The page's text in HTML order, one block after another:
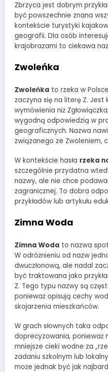
Zbrzyca jest dobrym
być powszechnie znana
kontekście turystyki
geografii. Dla osób
krajobrazami to ciekawa
Zwoleńka
Zwoleńka to rzeka w
zaczyna się na literę Z. Jest
wymówienia niż
wygodną odpowiedzią w
geograficznych. Nazwa
związanego ze Zwoleniem,
W kontekście hasła rzeka
szczególnie przydatna
nazwy, ale nie chce
zagranicznej. To dobra
przykładów lub artykułu
Zimna Woda
Zimna Woda to nazwa
W odróżnieniu od nazw
dwuczłonową, ale nadal
być traktowana jako
Z. Tego typu nazwy są
ponieważ opisują cechy
skojarzenia mieszkańców.
W grach słownych taka
doprecyzowania, ponieważ
mniejsze cieki wodne za
zadaniu szkolnym lub
może jednak być jak